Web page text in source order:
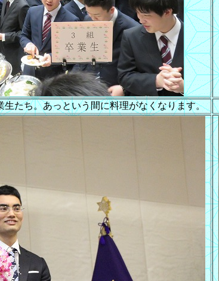
たち。あっという間に料理がなくなります。